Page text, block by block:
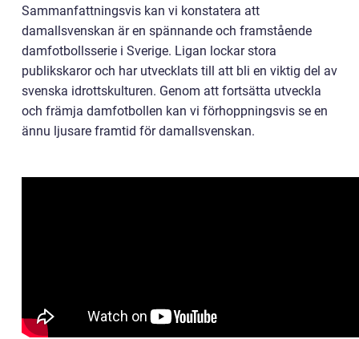
Sammanfattningsvis kan vi konstatera att
damallsvenskan är en spännande och framstående
damfotbollsserie i Sverige. Ligan lockar stora
publikskaror och har utvecklats till att bli en viktig del av
svenska idrottskulturen. Genom att fortsätta utveckla
och främja damfotbollen kan vi förhoppningsvis se en
ännu ljusare framtid för damallsvenskan.